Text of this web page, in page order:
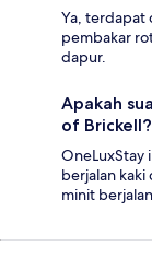
Ya, terdapat
pembakar
dapur.
Apakah
of Brickell?
OneLuxStay
berjalan
minit